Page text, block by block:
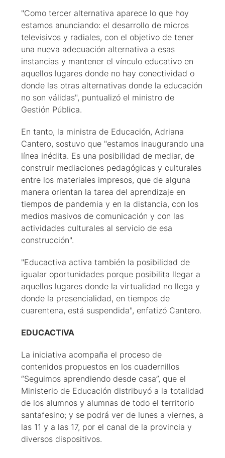
"Como tercer alternativa aparece lo que hoy
estamos anunciando: el desarrollo de micros
televisivos y radiales, con el objetivo de tener
una nueva adecuación alternativa a esas
instancias y mantener el vínculo educativo en
aquellos lugares donde no hay conectividad o
donde las otras alternativas donde la educación
no son válidas", puntualizó el ministro de
Gestión Pública.
En tanto, la ministra de Educación, Adriana
Cantero, sostuvo que "estamos inaugurando una
línea inédita. Es una posibilidad de mediar, de
construir mediaciones pedagógicas y culturales
entre los materiales impresos, que de alguna
manera orientan la tarea del aprendizaje en
tiempos de pandemia y en la distancia, con los
medios masivos de comunicación y con las
actividades culturales al servicio de esa
construcción".
"Educactiva activa también la posibilidad de
igualar oportunidades porque posibilita llegar a
aquellos lugares donde la virtualidad no llega y
donde la presencialidad, en tiempos de
cuarentena, está suspendida", enfatizó Cantero.
EDUCACTIVA
La iniciativa acompaña el proceso de
contenidos propuestos en los cuadernillos
“Seguimos aprendiendo desde casa”, que el
Ministerio de Educación distribuyó a la totalidad
de los alumnos y alumnas de todo el territorio
santafesino; y se podrá ver de lunes a viernes, a
las 11 y a las 17, por el canal de la provincia y
diversos dispositivos.